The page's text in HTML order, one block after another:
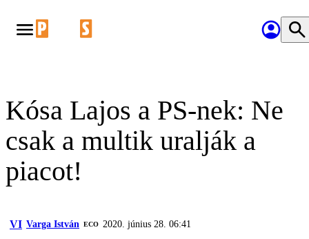
Kósa Lajos a PS-nek: Ne
csak a multik uralják a
piacot!
VI Varga István ECO 2020. június 28. 06:41